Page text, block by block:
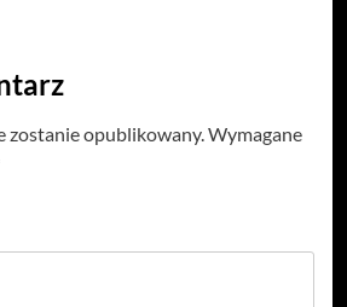
zostanie opublikowany.Wymagane